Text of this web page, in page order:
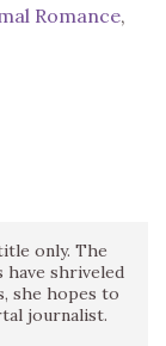
Romance,
only. The
shriveled
she hopes to
journalist.